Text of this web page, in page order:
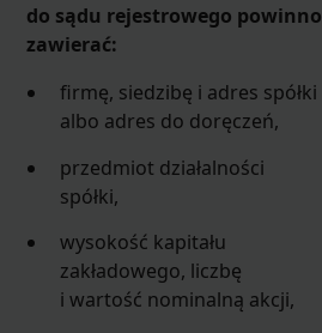
do sądu rejestrowego powinno
zawierać:
firmę, siedzibę i adres spółki
albo adres do doręczeń,
przedmiot działalności
spółki,
wysokość kapitału
zakładowego, liczbę
i wartość nominalną akcji,